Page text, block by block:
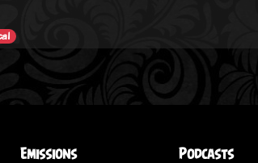
Emissions Podcasts